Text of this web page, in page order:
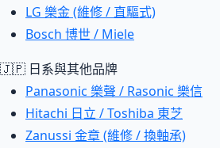
LG 樂金 (維修 / 直驅式)
Bosch 博世 / Miele
🇯🇵 日系與其他品牌
Panasonic 樂聲 / Rasonic 樂信
Hitachi 日立 / Toshiba 東芝
Zanussi 金章 (維修 / 換軸承)